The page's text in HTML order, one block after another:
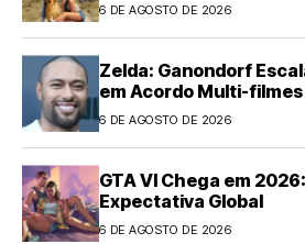
6 DE AGOSTO DE 2026
Zelda: Ganondorf
em Acordo Multi-filmes
6 DE AGOSTO DE 2026
GTA VI Chega em
Expectativa Global
6 DE AGOSTO DE 2026